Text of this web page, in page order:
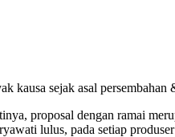
kausa sejak asal
proposal dengan ramai
lulus, pada setiap